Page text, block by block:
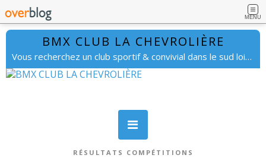
MENU
BMX CLUB LA CHEVROLIÈRE
Vous recherchez un club sportif & convivial dans le sud loire. lachevrolierebmx@gmail.com
RÉSULTATS COMPÉTITIONS